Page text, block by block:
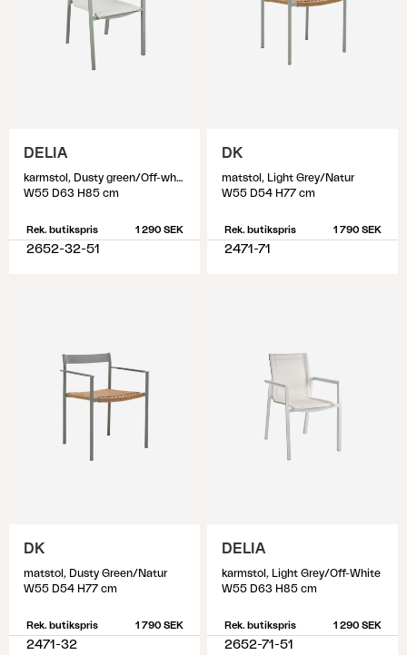
DELIA
karmstol, Dusty green/Off-white
W55 D63 H85 cm
Rek. butikspris 1 290 SEK
2652-32-51
DK
matstol, Light Grey/Natur
W55 D54 H77 cm
Rek. butikspris 1 790 SEK
2471-71
DK
matstol, Dusty Green/Natur
W55 D54 H77 cm
Rek. butikspris 1 790 SEK
2471-32
DELIA
karmstol, Light Grey/Off-White
W55 D63 H85 cm
Rek. butikspris 1 290 SEK
2652-71-51